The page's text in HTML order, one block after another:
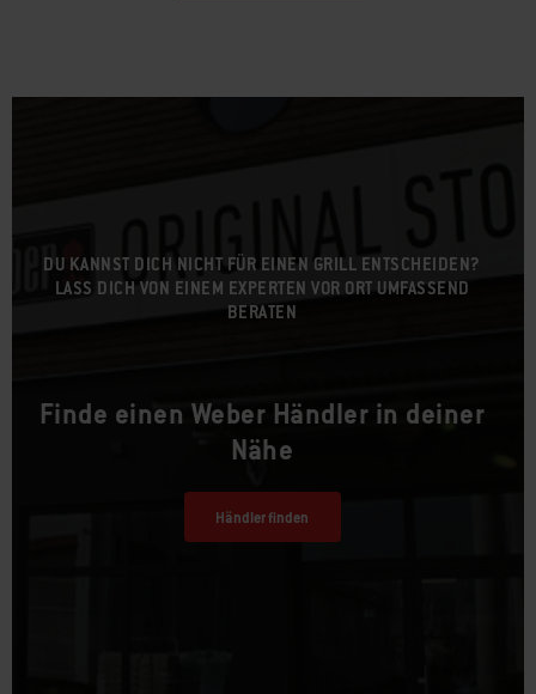
DU KANNST DICH NICHT FÜR EINEN GRILL ENTSCHEIDEN?
LASS DICH VON EINEM EXPERTEN VOR ORT UMFASSEND
BERATEN
Finde einen Weber Händler in deiner
Nähe
Händler finden